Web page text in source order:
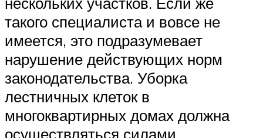
такого специалиста и вовсе не
имеется, это подразумевает
нарушение действующих норм
законодательства. Уборка
лестничных клеток в
многоквартирных домах должна
осуществляться силами